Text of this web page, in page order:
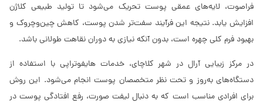
فراصوت، لایه‌های عمقی پوست تحریک می‌شود تا تولید طبیعی کلاژن
افزایش یابد. نتیجه این فرآیند سفت‌تر شدن پوست، کاهش چین‌وچروک و
بهبود فرم کلی چهره است، بدون آنکه نیازی به دوران نقاهت طولانی باشد.
در مرکز زیبایی آرال در شهر کلاچای، خدمات هایفوتراپی با استفاده از
دستگاه‌های به‌روز و تحت نظر متخصصان پوست انجام می‌شود. این روش
برای افرادی مناسب است که به دنبال لیفت صورت، رفع افتادگی پوست در